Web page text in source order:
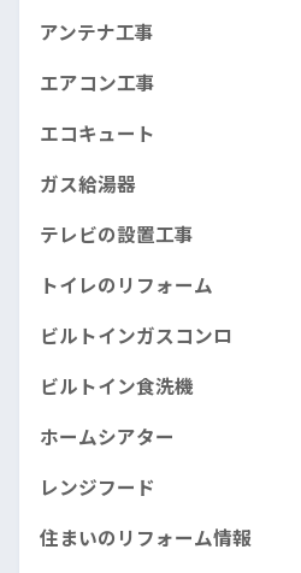
アンテナ工事
エアコン工事
エコキュート
ガス給湯器
テレビの設置工事
トイレのリフォーム
ビルトインガスコンロ
ビルトイン食洗機
ホームシアター
レンジフード
住まいのリフォーム情報